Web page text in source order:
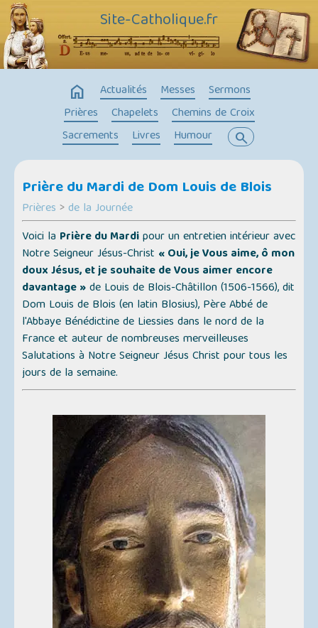
Site-Catholique.fr
home Actualités Messes
Sermons
Prières
Chapelets
Chemins de Croix
Sacrements
Livres Humour search
Prière du Mardi de Dom Louis de Blois
Prières > de la Journée
Voici la Prière du Mardipour un entretien intérieur avec
Notre Seigneur Jésus-Christ « Oui, je Vous aime, ô mon
doux Jésus, et je souhaite de Vous aimer encore
davantage »de Louis de Blois-Châtillon (1506-1566), dit
Dom Louis de Blois (en latin Blosius), Père Abbé de
l'Abbaye Bénédictine de Liessies dans le nord de la
France et auteur de nombreuses merveilleuses
Salutations à Notre Seigneur Jésus Christ pour tous les
jours de la semaine.